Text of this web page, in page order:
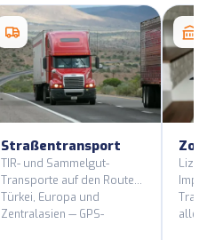
Straßentransport
TIR- und Sammelgut-
Transporte auf den Routen
Türkei, Europa und
Zentralasien — GPS-